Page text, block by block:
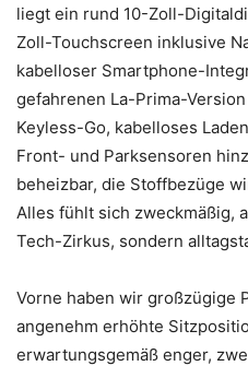
liegt ein rund 10-Zoll-
Zoll-Touchscreen inklusive
kabelloser Smartphone-
gefahrenen La-Prima-
Keyless-Go, kabelloses
Front- und Parksensoren
beheizbar, die Stoffbezüge
Alles fühlt sich zweckmäßig,
Tech-Zirkus, sondern
Vorne haben wir großzügige
angenehm erhöhte
erwartungsgemäß enger,